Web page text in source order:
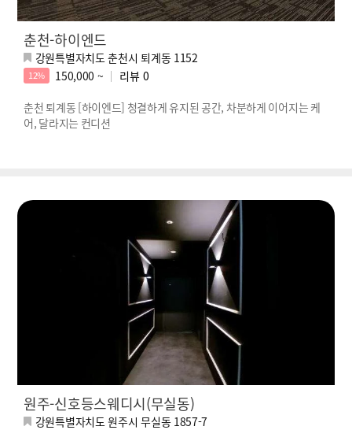
춘천-하이엔드
강원특별자치도 춘천시 퇴계동 1152
12% 150,000 ~ 리뷰 0
춘천 퇴계동 [하이엔드] 청결하게 유지된 공간, 차분하게 이어지는 케
어, 달라지는 컨디션
원주-신호등스웨디시(무실동)
강원특별자치도 원주시 무실동 1857-7